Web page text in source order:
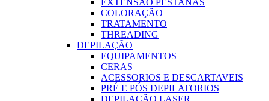
EXTENSÃO PESTANAS
COLORAÇÃO
TRATAMENTO
THREADING
DEPILAÇÃO
EQUIPAMENTOS
CERAS
ACESSORIOS E DESCARTAVEIS
PRÉ E PÓS DEPILATORIOS
DEPILAÇÃO LASER